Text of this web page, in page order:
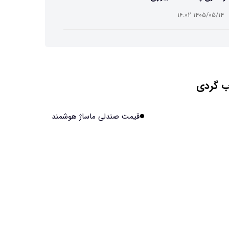
۱۴۰۵/۰۵/۱۴ ۱۶:۰۲
مصنوعی جدید، انسان از آب درآمد!
گردی
قیمت صندلی ماساژ هوشمند